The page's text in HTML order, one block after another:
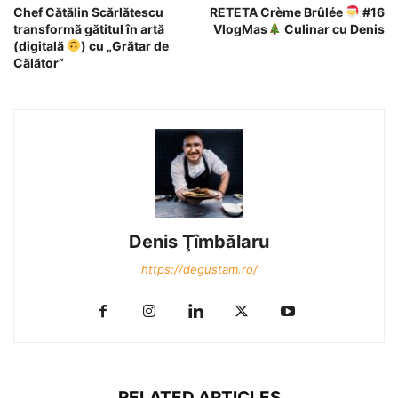
Chef Cătălin Scărlătescu
transformă gătitul în artă
(digitală
) cu „Grătar de
Călător”
RETETA Crème Brûlée
#16
VlogMas
Culinar cu Denis
Denis Ţîmbălaru
https://degustam.ro/